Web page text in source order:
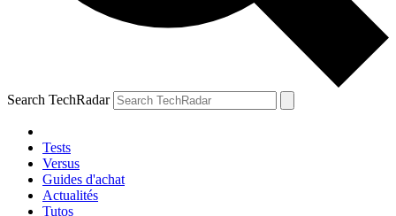
Search TechRadar
Tests
Versus
Guides d'achat
Actualités
Tutos